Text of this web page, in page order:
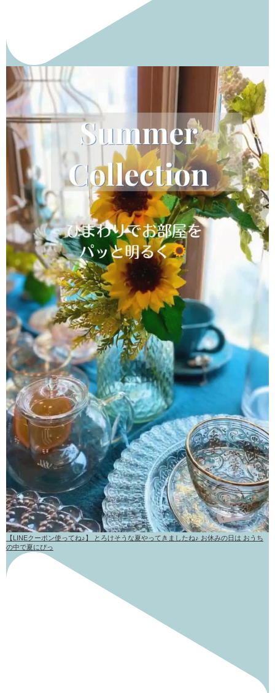
【LINEクーポン使ってね♪】 とろけそうな夏やってきましたね♪ お休みの日は おうち
の中で夏にぴっ